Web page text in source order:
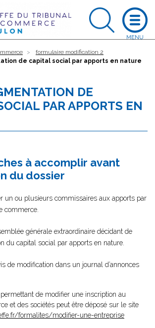
formulaire modification 2
de capital social par apports en nature
DE
PAR APPORTS EN
à accomplir avant
du dossier
un ou plusieurs commissaires aux apports par
commerce.
générale extraordinaire décidant de
du capital social par apports en nature.
de modification dans un journal d’annonces
permettant de modifier une inscription au
et des sociétés peut être déposé sur le site
formalites/modifier-une-entreprise